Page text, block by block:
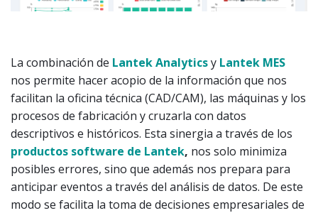
La combinación de LantekAnalyticsy Lantek MES
nos permite hacer acopio de la información que nos
facilitan la oficina técnica (CAD/CAM), las máquinas y los
procesos de fabricación y cruzarla con datos
descriptivos e históricos. Esta sinergia a través de los
productos software de Lantek, nos solo minimiza
posibles errores, sino que además nos prepara para
anticipar eventos a través del análisis de datos. De este
modo se facilita la toma de decisiones empresariales de